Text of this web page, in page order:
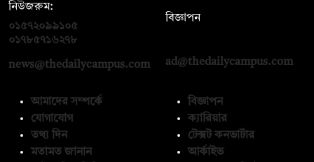
নিউজরুম:
০১৫৭২০৯৯১০৫
০১৭৮৫৭১৬২৭৮
news@thedailycampus.com
বিজ্ঞাপন
ad@thedailycampus.com
আমাদের সম্পর্কে
যোগাযোগ
তথ্য দিন
মতামত জানান
বিজ্ঞাপন
ক্যারিয়ার
টেক্সট কনভার্টার
আর্কাইভ